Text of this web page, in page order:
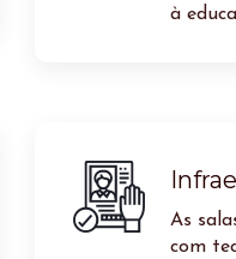
à
As
com